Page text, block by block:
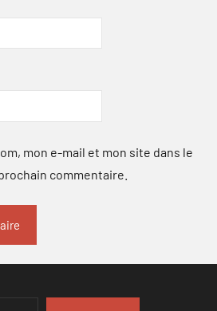
mon e-mail et mon site dans le
commentaire.